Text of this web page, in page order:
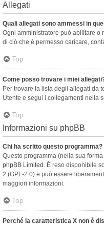
Allegati
Quali allegati sono ammessi in
Ogni amministratore può abilitare o
di ciò che è permesso caricare,
Top
Come posso trovare i miei
Per trovare la lista degli allegati da
Utente e segui i collegamenti nella
Top
Informazioni su phpBB
Chi ha scritto questo programma?
Questo programma (nella sua
phpBB Limited . È reso disponibile
2 (GPL-2.0) e può essere
maggiori informazioni.
Top
Perché la caratteristica X non è